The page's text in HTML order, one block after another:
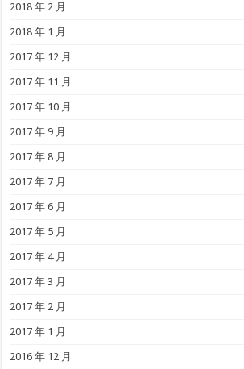
2018 年 2 月
2018 年 1 月
2017 年 12 月
2017 年 11 月
2017 年 10 月
2017 年 9 月
2017 年 8 月
2017 年 7 月
2017 年 6 月
2017 年 5 月
2017 年 4 月
2017 年 3 月
2017 年 2 月
2017 年 1 月
2016 年 12 月